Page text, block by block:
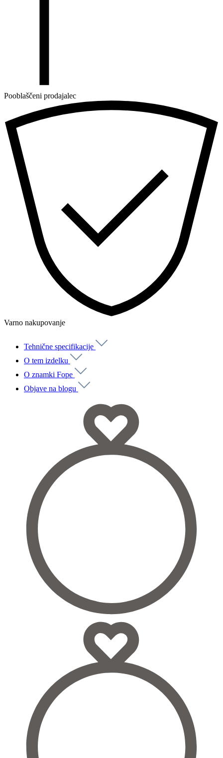
Pooblaščeni prodajalec
Varno nakupovanje
Tehnične specifikacije
O tem izdelku
O znamki Fope
Objave na blogu